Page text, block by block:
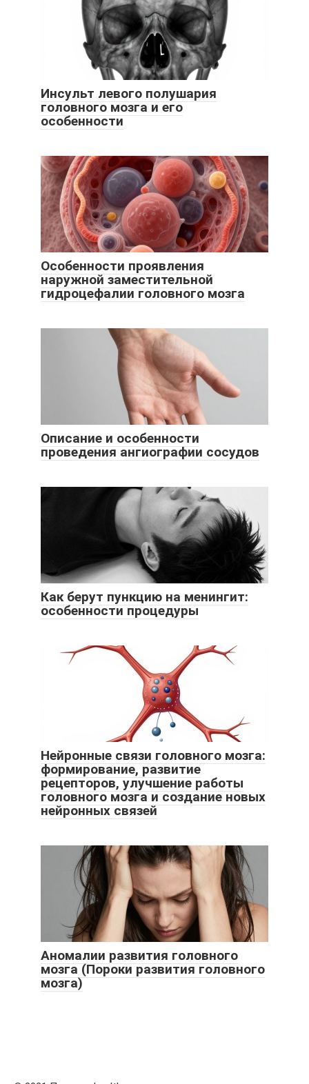
Инсульт левого полушария
головного мозга и его
особенности
Особенности проявления
наружной заместительной
гидроцефалии головного мозга
Описание и особенности
проведения ангиографии сосудов
Как берут пункцию на менингит:
особенности процедуры
Нейронные связи головного мозга:
формирование, развитие
рецепторов, улучшение работы
головного мозга и создание новых
нейронных связей
Аномалии развития головного
мозга (Пороки развития головного
мозга)